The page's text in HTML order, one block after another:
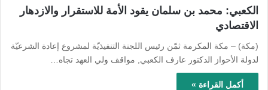
الكعبي: محمد بن سلمان يقود الأمة للاستقرار والازدهار
الاقتصادي
(مكة) – مكة المكرمة ثمّن رئيس اللجنة التنفيذيّة لمشروع إعادة الشرعيّة
لدولة الأحواز الدكتور عارف الكعبي, مواقف ولي العهد تجاه…
أكمل القراءة »